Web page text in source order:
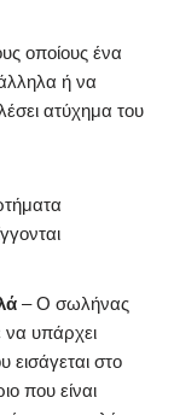
οποίους ένα
ή να
ατύχημα του
– Ο σωλήνας
να υπάρχει
στο
που είναι